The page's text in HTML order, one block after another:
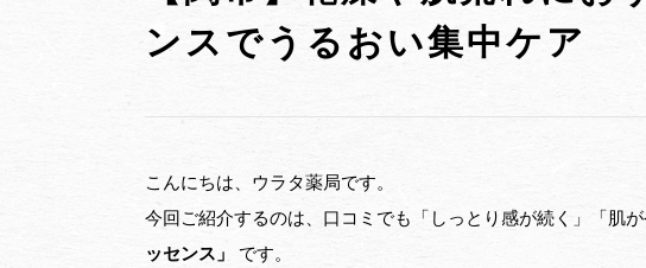
ンスでうるおい集中ケア
こんにちは、ウラタ薬局です。
今回ご紹介するのは、口コミでも「しっとり感が続く」「肌
ッセンス」
です。